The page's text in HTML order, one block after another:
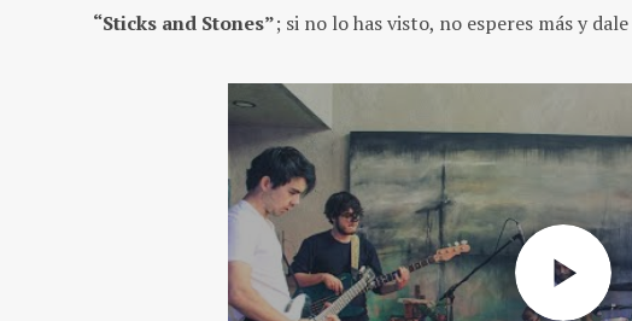
“Sticks and Stones”; si no lo has visto, no esperes más y dale